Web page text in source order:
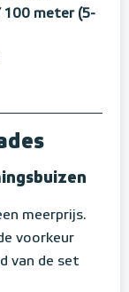
100 meter (5-
meerprijs.
voorkeur
van de set